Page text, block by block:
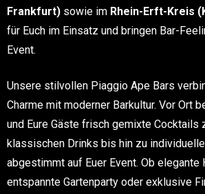
Frankfurt) sowie im Rhein-Erft-Kreis
für Euch im Einsatz und bringen Bar-
Event.
Unsere stilvollen Piaggio Ape Bars
Charme mit moderner Barkultur. Vor Ort
und Eure Gäste frisch gemixte Cocktails
klassischen Drinks bis hin zu
abgestimmt auf Euer Event. Ob elegante
entspannte Gartenparty oder exklusive